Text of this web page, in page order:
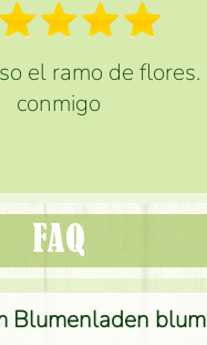
el ramo de
conmigo
FAQ
Blumenladen